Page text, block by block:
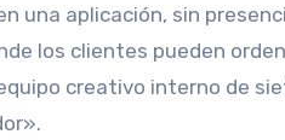
una aplicación, sin
los clientes pueden
creativo interno de